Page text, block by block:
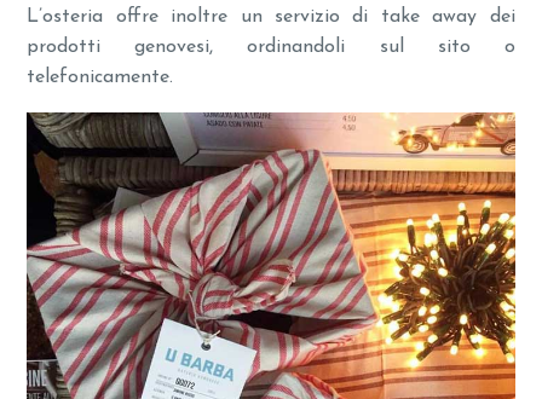
L’osteria offre inoltre un servizio di take away dei
prodotti genovesi, ordinandoli sul sito o
telefonicamente.